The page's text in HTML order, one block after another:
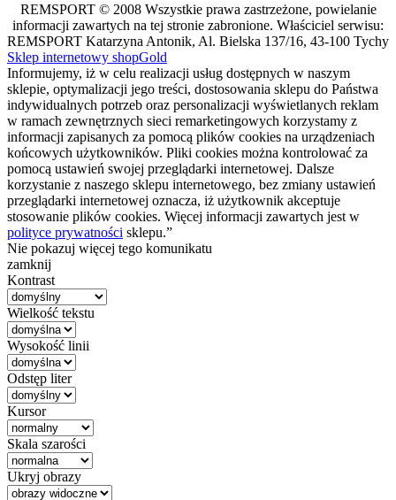
REMSPORT © 2008 Wszystkie prawa zastrzeżone, powielanie
informacji zawartych na tej stronie zabronione. Właściciel serwisu:
REMSPORT Katarzyna Antonik, Al. Bielska 137/16, 43-100 Tychy
Sklep internetowy shopGold
Informujemy, iż w celu realizacji usług dostępnych w naszym
sklepie, optymalizacji jego treści, dostosowania sklepu do Państwa
indywidualnych potrzeb oraz personalizacji wyświetlanych reklam
w ramach zewnętrznych sieci remarketingowych korzystamy z
informacji zapisanych za pomocą plików cookies na urządzeniach
końcowych użytkowników. Pliki cookies można kontrolować za
pomocą ustawień swojej przeglądarki internetowej. Dalsze
korzystanie z naszego sklepu internetowego, bez zmiany ustawień
przeglądarki internetowej oznacza, iż użytkownik akceptuje
stosowanie plików cookies. Więcej informacji zawartych jest w
polityce prywatności sklepu.”
Nie pokazuj więcej tego komunikatu
zamknij
Kontrast
Wielkość tekstu
Wysokość linii
Odstęp liter
Kursor
Skala szarości
Ukryj obrazy